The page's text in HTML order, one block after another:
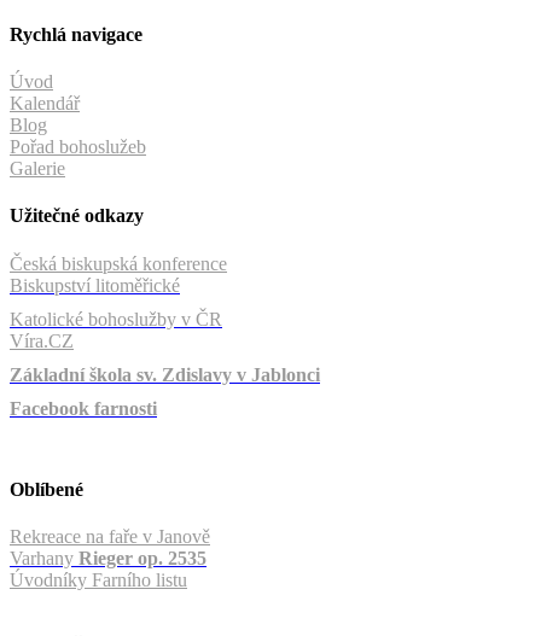
Rychlá navigace
Úvod
Kalendář
Blog
Pořad bohoslužeb
Galerie
Užitečné odkazy
Česká biskupská konference
Biskupství litoměřické
Katolické bohoslužby v ČR
Víra.CZ
Základní škola sv. Zdislavy v Jablonci
Facebook farnosti
Oblíbené
Rekreace na faře v Janově
Varhany Rieger op. 2535
Úvodníky Farního listu